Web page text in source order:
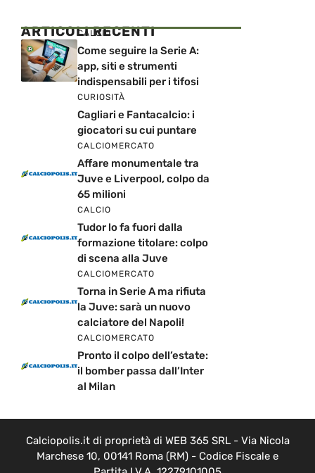
ARTICOLI RECENTI
CALCIO
Come seguire la Serie A:
app, siti e strumenti
indispensabili per i tifosi
CURIOSITÀ
Cagliari e Fantacalcio: i
giocatori su cui puntare
CALCIOMERCATO
Affare monumentale tra
Juve e Liverpool, colpo da
65 milioni
CALCIO
Tudor lo fa fuori dalla
formazione titolare: colpo
di scena alla Juve
CALCIOMERCATO
Torna in Serie A ma rifiuta
la Juve: sarà un nuovo
calciatore del Napoli!
CALCIOMERCATO
Pronto il colpo dell’estate:
il bomber passa dall’Inter
al Milan
Calciopolis.it di proprietà di WEB 365 SRL - Via Nicola
Marchese 10, 00141 Roma (RM) - Codice Fiscale e